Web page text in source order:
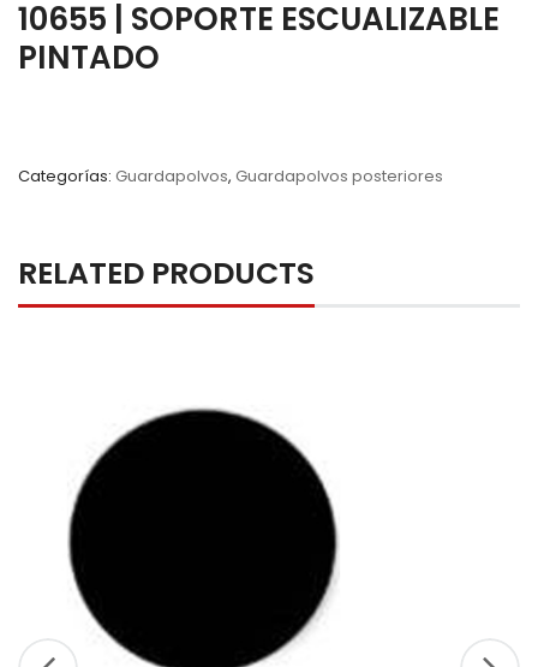
10655 | SOPORTE ESCUALIZABLE
PINTADO
Categorías: Guardapolvos, Guardapolvos posteriores
RELATED PRODUCTS